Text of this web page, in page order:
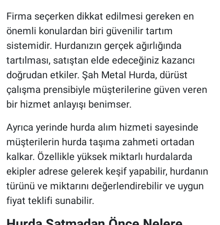
Firma seçerken dikkat edilmesi gereken en
önemli konulardan biri güvenilir tartım
sistemidir. Hurdanızın gerçek ağırlığında
tartılması, satıştan elde edeceğiniz kazancı
doğrudan etkiler. Şah Metal Hurda, dürüst
çalışma prensibiyle müşterilerine güven veren
bir hizmet anlayışı benimser.
Ayrıca yerinde hurda alım hizmeti sayesinde
müşterilerin hurda taşıma zahmeti ortadan
kalkar. Özellikle yüksek miktarlı hurdalarda
ekipler adrese gelerek keşif yapabilir, hurdanın
türünü ve miktarını değerlendirebilir ve uygun
fiyat teklifi sunabilir.